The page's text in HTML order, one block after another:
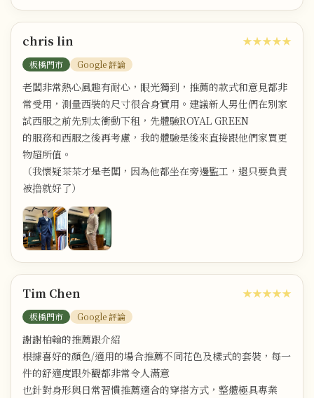
chris lin
板橋門市 Google 評論
★★★★★
老闆非常熱心風趣有耐心，眼光獨到，推薦的款式和意見都非
常受用，測量西裝的尺寸很合身實用。建議新人男仕們在別家
試西服之前先別太衝動下租，先體驗ROYAL GREEN
的服務和西服之後再考慮，我的體驗是後來直接跟他們家買更
物超所值。
（我懷疑茶茶才是老闆，因為他都坐在旁邊監工，還只要負責
被撸就好了）
Tim Chen
板橋門市 Google 評論
★★★★★
謝謝柏翰的推薦跟介紹
根據喜好的顏色/適用的場合推薦不同花色及樣式的套裝，每一
件的舒適度跟外觀都非常令人滿意
也針對身形與日常習慣推薦適合的穿搭方式，整體極具專業